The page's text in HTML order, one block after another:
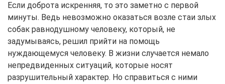
Если доброта искренняя, то это заметно с первой
минуты. Ведь невозможно оказаться возле стаи злых
собак равнодушному человеку, который, не
задумываясь, решил прийти на помощь
нуждающемуся человеку. В жизни случается немало
непредвиденных ситуаций, которые носят
разрушительный характер. Но справиться с ними